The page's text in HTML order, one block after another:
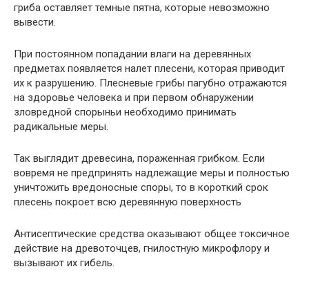
гриба оставляет темные пятна, которые невозможно
вывести.
При постоянном попадании влаги на деревянных
предметах появляется налет плесени, которая приводит
их к разрушению. Плесневые грибы пагубно отражаются
на здоровье человека и при первом обнаружении
зловредной спорыньи необходимо принимать
радикальные меры.
Так выглядит древесина, пораженная грибком. Если
вовремя не предпринять надлежащие меры и полностью
уничтожить вредоносные споры, то в короткий срок
плесень покроет всю деревянную поверхность
Антисептические средства оказывают общее токсичное
действие на древоточцев, гнилостную микрофлору и
вызывают их гибель.